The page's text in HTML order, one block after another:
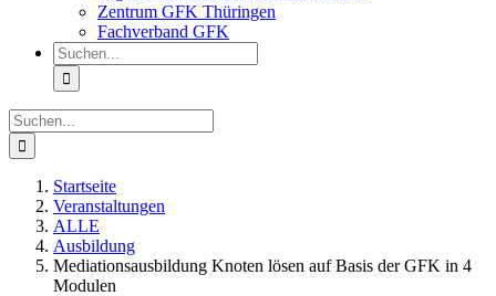
Zentrum GFK Thüringen
Fachverband GFK
Suche
nach:
Suche
nach:
Startseite
Veranstaltungen
ALLE
Ausbildung
Mediationsausbildung Knoten lösen auf Basis der GFK in 4
Modulen